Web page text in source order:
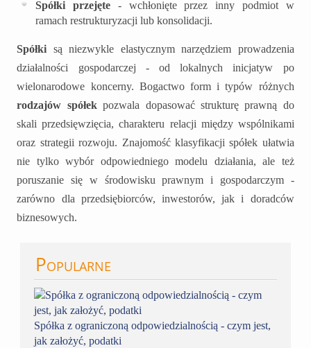
Spółki przejęte - wchłonięte przez inny podmiot w
ramach restrukturyzacji lub konsolidacji.
Spółki są niezwykle elastycznym narzędziem prowadzenia
działalności gospodarczej - od lokalnych inicjatyw po
wielonarodowe koncerny. Bogactwo form i typów różnych
rodzajów spółekpozwala dopasować strukturę prawną do
skali przedsięwzięcia, charakteru relacji między wspólnikami
oraz strategii rozwoju. Znajomość klasyfikacji spółek ułatwia
nie tylko wybór odpowiedniego modelu działania, ale też
poruszanie się w środowisku prawnym i gospodarczym -
zarówno dla przedsiębiorców, inwestorów, jak i doradców
biznesowych.
Popularne
Spółka z ograniczoną odpowiedzialnością - czym jest,
jak założyć, podatki